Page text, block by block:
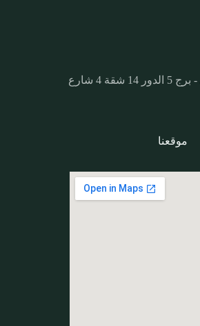
أبراج المناسترلي - برج 5 الدور 14 شقة 4 شارع
موقعنا